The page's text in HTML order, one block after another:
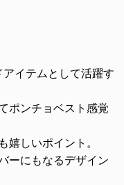
イテムとして活躍す
ポンチョベスト感覚
嬉しいポイント。
ーにもなるデザイン